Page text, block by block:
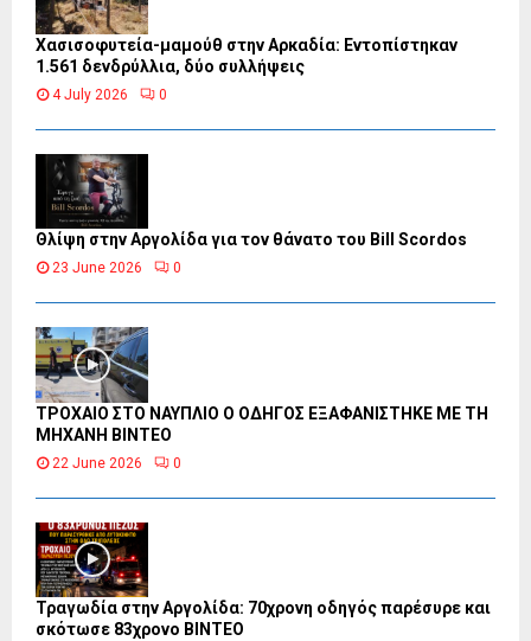
Χασισοφυτεία-μαμούθ στην Αρκαδία: Εντοπίστηκαν
1.561 δενδρύλλια, δύο συλλήψεις
4 July 2026 0
Θλίψη στην Αργολίδα για τον θάνατο του Bill Scordos
23 June 2026 0
ΤΡΟΧΑΙΟ ΣΤΟ ΝΑΥΠΛΙΟ Ο ΟΔΗΓΟΣ ΕΞΑΦΑΝΙΣΤΗΚΕ ΜΕ ΤΗ
ΜΗΧΑΝΗ ΒΙΝΤΕΟ
22 June 2026 0
Τραγωδία στην Αργολίδα: 70χρονη οδηγός παρέσυρε και
σκότωσε 83χρονο ΒΙΝΤΕΟ